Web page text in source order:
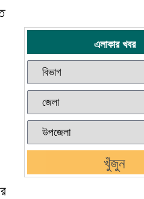
এলাকার খবর
খুঁজুন